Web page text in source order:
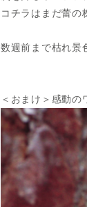
コチラはまだ蕾の
数週前まで枯れ景
＜おまけ＞感動の